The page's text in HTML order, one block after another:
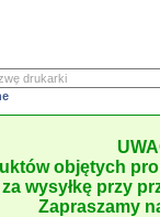
objętych
za wysyłkę przy
Zapraszamy